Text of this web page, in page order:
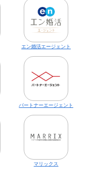
エン婚活エージェント
パートナーエージェント
マリックス